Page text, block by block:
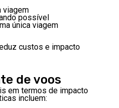
viagem
possível
única viagem
custos e impacto
de voos
em termos de impacto
incluem: